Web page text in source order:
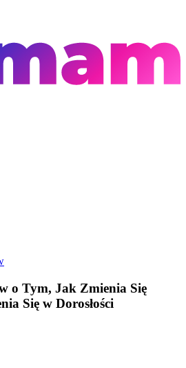
o Tym, Jak Zmienia Się
Się w Dorosłości